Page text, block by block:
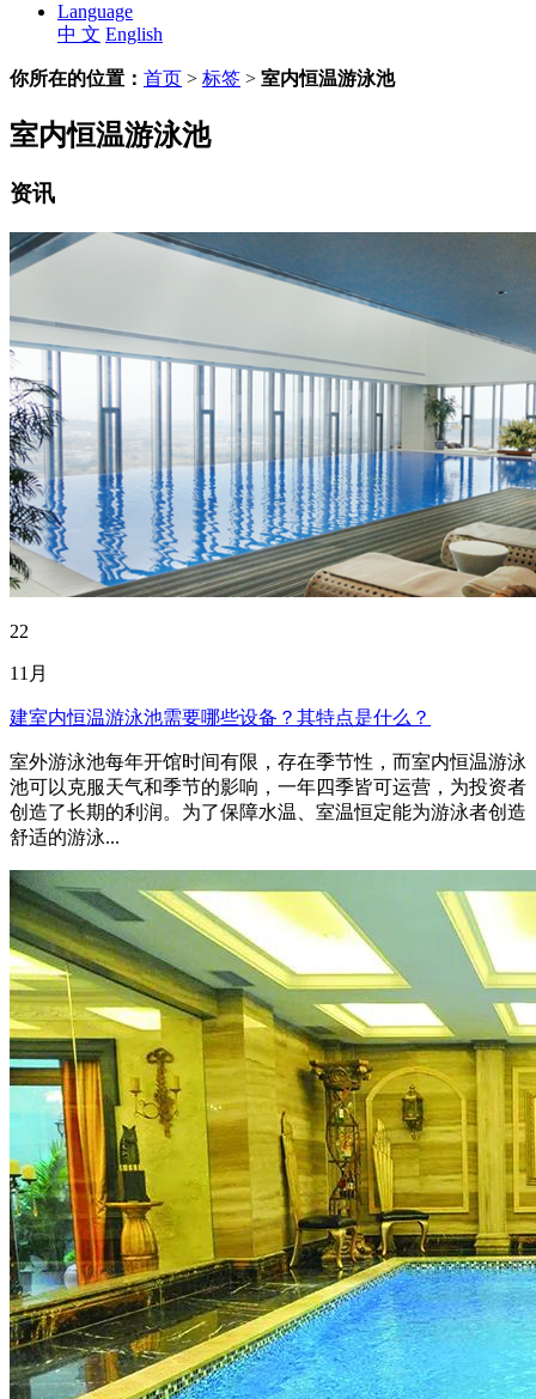
Language
中 文 English
你所在的位置： 首页 > 标签 > 室内恒温游泳池
室内恒温游泳池
资讯
22
11月
建室内恒温游泳池需要哪些设备？其特点是什么？
室外游泳池每年开馆时间有限，存在季节性，而室内恒温游泳
池可以克服天气和季节的影响，一年四季皆可运营，为投资者
创造了长期的利润。为了保障水温、室温恒定能为游泳者创造
舒适的游泳...